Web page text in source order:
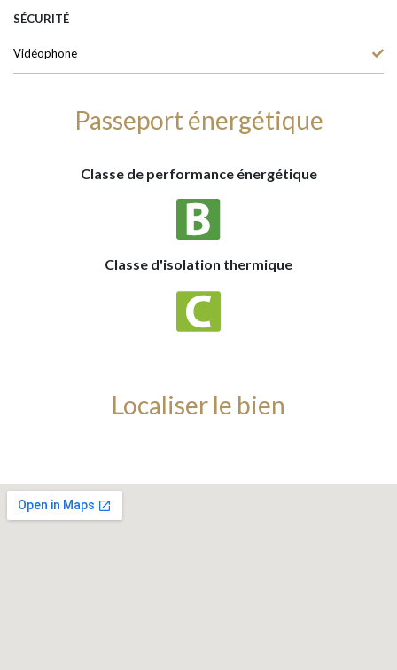
SÉCURITÉ
Vidéophone
Passeport énergétique
Classe de performance énergétique
Classe d'isolation thermique
Localiser le bien